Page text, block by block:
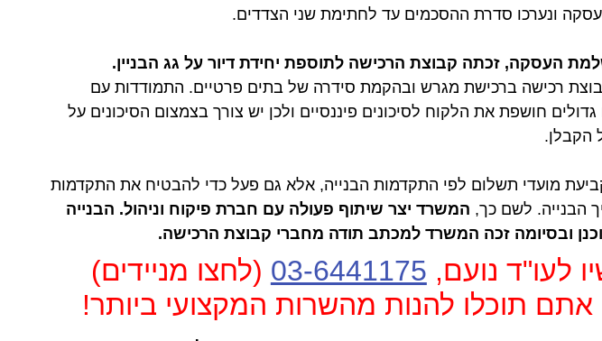
ונערכו סדרת ההסכמים עד לחתימת שני הצדדים.
העסקה, זכתה קבוצת הרכישה לתוספת יחידת דיור על גג הבניין.
קבוצת רכישה ברכישת מגרש ובהקמת סידרה של בתים פרטיים. התמודדות עם
חושפת את הלקוח לסיכונים פיננסיים ולכן יש צורך בצמצום הסיכונים על
הקבלן.
מועדי תשלום לפי התקדמות הבנייה, אלא גם פעל כדי להבטיח את התקדמות
הבנייה. לשם כך, המשרד יצר שיתוף פעולה עם חברת פיקוח וניהול. הבנייה
ובסיומה זכה המשרד למכתב תודה מחברי קבוצת הרכישה.
לעו"ד נועם, 03-6441175 (לחצו מניידים)
תוכלו להנות מהשרות המקצועי ביותר!